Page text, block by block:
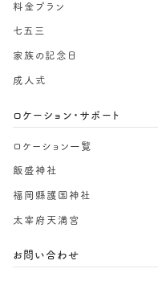
料金プラン
七五三
家族の記念日
成人式
ロケーション・サポート
ロケーション一覧
飯盛神社
福岡縣護国神社
太宰府天満宮
お問い合わせ